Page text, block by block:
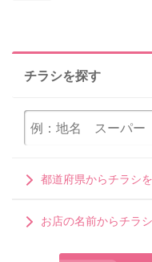
チラシを探す
都道府県からチラシ
お店の名前からチラ